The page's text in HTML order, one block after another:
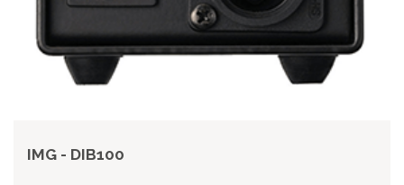
IMG - DIB100